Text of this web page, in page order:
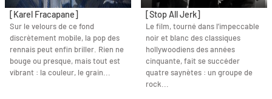
[Karel Fracapane]
Sur le velours de ce fond
discrètement mobile, la pop des
rennais peut enfin briller. Rien ne
bouge ou presque, mais tout est
vibrant : la couleur, le grain...
[Stop All Jerk]
Le film, tourné dans l’impeccable
noir et blanc des classiques
hollywoodiens des années
cinquante, fait se succéder
quatre saynètes : un groupe de
rock...